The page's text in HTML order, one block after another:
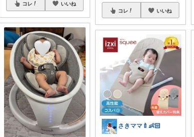
コレ いいね
コレ いいね
さきママ🍼👶🏻